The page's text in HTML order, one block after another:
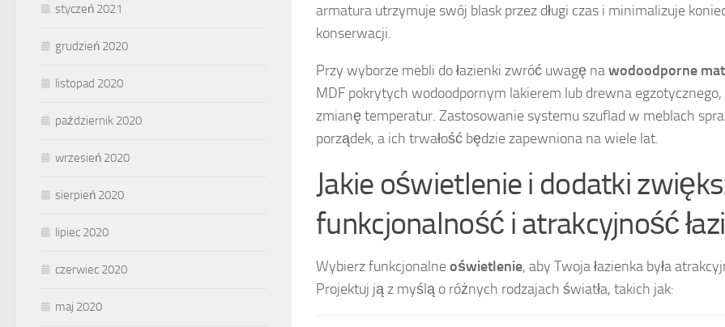
armatura utrzymuje swój blask przez długi czas i minimalizuje
konserwacji.
Przy wyborze mebli do łazienki zwróć uwagę nawodoodporne
MDF pokrytych wodoodpornym lakierem lub drewna egzotycznego,
zmianę temperatur. Zastosowanie systemu szuflad w meblach
porządek, a ich trwałość będzie zapewniona na wiele lat.
Jakie oświetlenie i dodatki
funkcjonalność i atrakcyjność
Wybierz funkcjonalneoświetlenie, aby Twoja łazienka była
Projektuj ją z myślą o różnych rodzajach światła, takich jak:
styczeń 2021
grudzień 2020
listopad 2020
październik 2020
wrzesień 2020
sierpień 2020
lipiec 2020
czerwiec 2020
maj 2020